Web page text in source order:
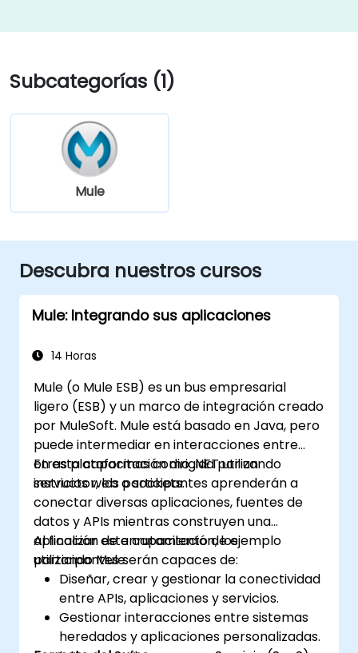
Subcategorías (1)
Mule
Descubra nuestros cursos
Mule: Integrando sus aplicaciones
14 Horas
Mule (o Mule ESB) es un bus empresarial
ligero (ESB) y un marco de integración creado
por MuleSoft. Mule está basado en Java, pero
puede intermediar en interacciones entre
otras plataformas como .NET utilizando
servicios web o sockets.
En esta capacitación dirigida por un
instructor, los participantes aprenderán a
conectar diversas aplicaciones, fuentes de
datos y APIs mientras construyen una
aplicación de enrutamiento de ejemplo
utilizando Mule.
Al finalizar esta capacitación, los
participantes serán capaces de:
Diseñar, crear y gestionar la conectividad
entre APIs, aplicaciones y servicios.
Gestionar interacciones entre sistemas
heredados y aplicaciones personalizadas.